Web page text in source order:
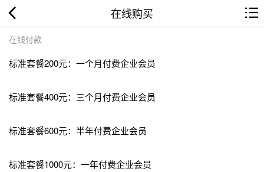
在线购买
在线付款
标准套餐200元：一个月付费企业会员
标准套餐400元：三个月付费企业会员
标准套餐600元：半年付费企业会员
标准套餐1000元：一年付费企业会员